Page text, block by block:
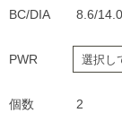
BC/DIA 8.6/14.0
PWR
個数 2